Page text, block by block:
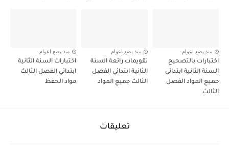
منذ بضع اعوام
اختبارات بالتصحيح
السنة الثانية ابتدائي
جميع المواد الفصل
الثالث
منذ بضع اعوام
تقويمات رائعة السنة
الثانية ابتدائي الفصل
الثالث جميع المواد
منذ بضع اعوام
اختبارات السنة الثانية
ابتدائي الفصل الثالث
مواد الحفظ
تعليقات